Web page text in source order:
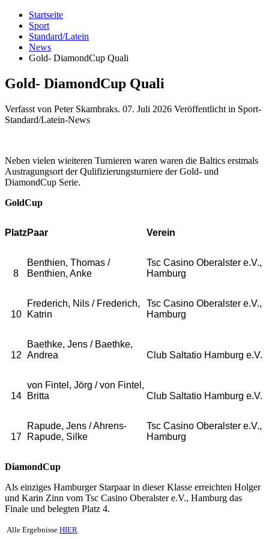
Startseite
Sport
Standard/Latein
News
Gold- DiamondCup Quali
Gold- DiamondCup Quali
Verfasst von Peter Skambraks. 07. Juli 2026 Veröffentlicht in Sport-
Standard/Latein-News
Neben vielen wieiteren Turnieren waren waren die Baltics erstmals
Austragungsort der Qulifizierungsturniere der Gold- und
DiamondCup Serie.
GoldCup
PlatzPaar Verein
8
Benthien, Thomas /
Benthien, Anke
Tsc Casino Oberalster e.V.,
Hamburg
10
Frederich, Nils / Frederich,
Katrin
Tsc Casino Oberalster e.V.,
Hamburg
12
Baethke, Jens / Baethke,
Andrea
Club Saltatio Hamburg e.V.
14
von Fintel, Jörg / von Fintel,
Britta
Club Saltatio Hamburg e.V.
17
Rapude, Jens / Ahrens-
Rapude, Silke
Tsc Casino Oberalster e.V.,
Hamburg
DiamondCup
Als einziges Hamburger Starpaar in dieser Klasse erreichten Holger
und Karin Zinn vom Tsc Casino Oberalster e.V., Hamburg das
Finale und belegten Platz 4.
Alle Ergebnisse HIER